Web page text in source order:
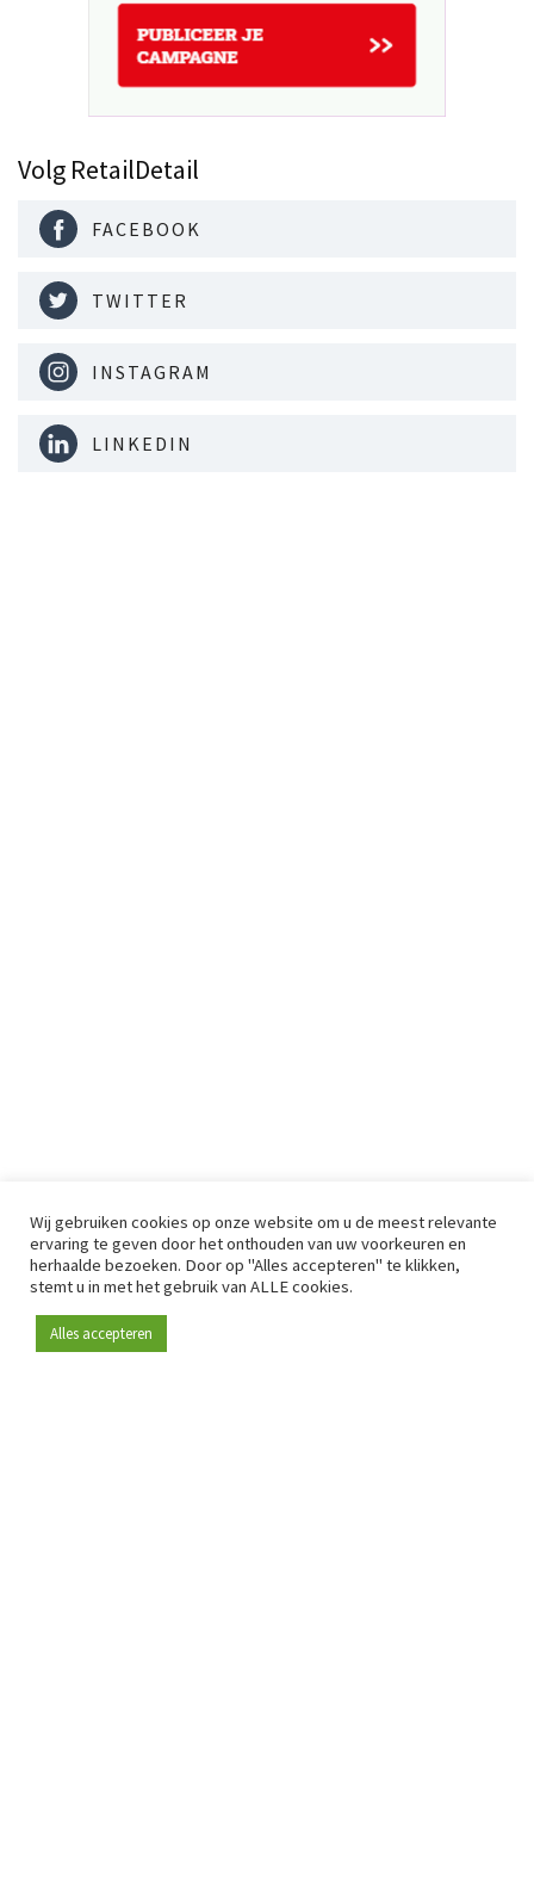
Volg RetailDetail
FACEBOOK
TWITTER
INSTAGRAM
LINKEDIN
Wij gebruiken cookies op onze website om u de meest relevante
ervaring te geven door het onthouden van uw voorkeuren en
herhaalde bezoeken. Door op "Alles accepteren" te klikken,
stemt u in met het gebruik van ALLE cookies.
Alles accepteren